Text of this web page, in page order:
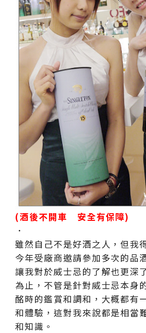
(酒後不開車 安全有保障)
．
雖然自己不是好酒之人，但我
今年受廠商邀請參加多次的品
讓我對於威士忌的了解也更深
為止，不管是針對威士忌本身
酩時的鑑賞和調和，大概都有
和體驗，這對我來說都是相當
和知識。